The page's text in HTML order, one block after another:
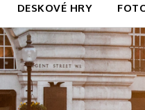
DESKOVÉ HRY